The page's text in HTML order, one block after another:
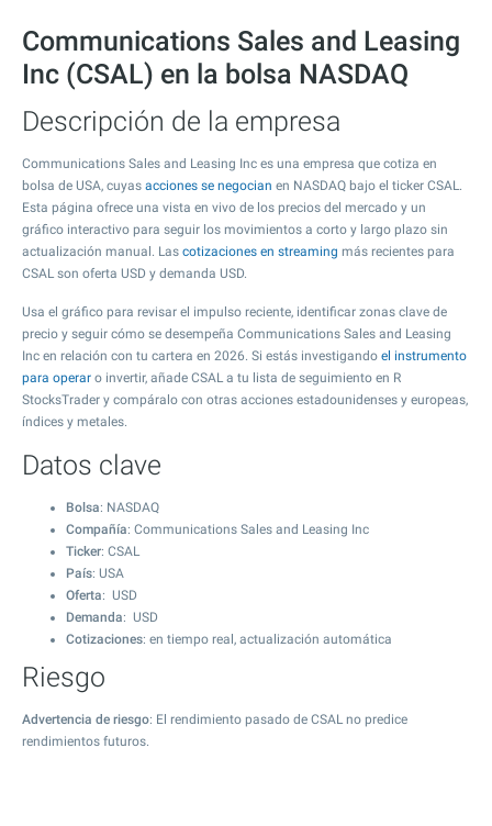
Communications Sales and Leasing
Inc (CSAL) en la bolsa NASDAQ
Descripción de la empresa
Communications Sales and Leasing Inc es una empresa que cotiza en
bolsa de USA, cuyas acciones se negocian en NASDAQ bajo el ticker CSAL.
Esta página ofrece una vista en vivo de los precios del mercado y un
gráfico interactivo para seguir los movimientos a corto y largo plazo sin
actualización manual. Las cotizaciones en streaming más recientes para
CSAL son oferta USD y demanda USD.
Usa el gráfico para revisar el impulso reciente, identificar zonas clave de
precio y seguir cómo se desempeña Communications Sales and Leasing
Inc en relación con tu cartera en 2026. Si estás investigando el instrumento
para operar o invertir, añade CSAL a tu lista de seguimiento en R
StocksTrader y compáralo con otras acciones estadounidenses y europeas,
índices y metales.
Datos clave
Bolsa: NASDAQ
Compañía: Communications Sales and Leasing Inc
Ticker: CSAL
País: USA
Oferta: USD
Demanda: USD
Cotizaciones: en tiempo real, actualización automática
Riesgo
Advertencia de riesgo: El rendimiento pasado de CSAL no predice
rendimientos futuros.